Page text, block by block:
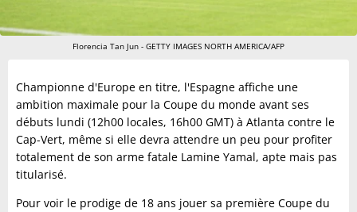
Florencia Tan Jun - GETTY IMAGES NORTH AMERICA/AFP
Championne d'Europe en titre, l'Espagne affiche une
ambition maximale pour la Coupe du monde avant ses
débuts lundi (12h00 locales, 16h00 GMT) à Atlanta contre le
Cap-Vert, même si elle devra attendre un peu pour profiter
totalement de son arme fatale Lamine Yamal, apte mais pas
titularisé.
Pour voir le prodige de 18 ans jouer sa première Coupe du